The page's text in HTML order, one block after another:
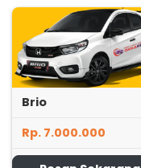
Brio
Rp. 7.000.000